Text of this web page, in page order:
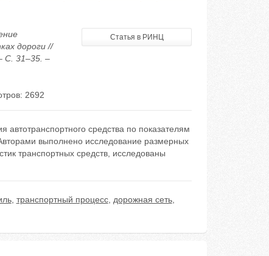
дороги //
С. 31–35. –
Статья в РИНЦ
2692
средства по показателям
выполнено исследование размерных
транспортных средств, исследованы
, транспортный процесс, дорожная сеть,